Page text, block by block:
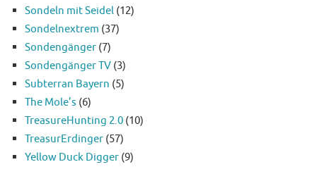
Sondeln mit Seidel (12)
Sondelnextrem (37)
Sondengänger (7)
Sondengänger TV (3)
Subterran Bayern (5)
The Mole’s (6)
TreasureHunting 2.0 (10)
TreasurErdinger (57)
Yellow Duck Digger (9)